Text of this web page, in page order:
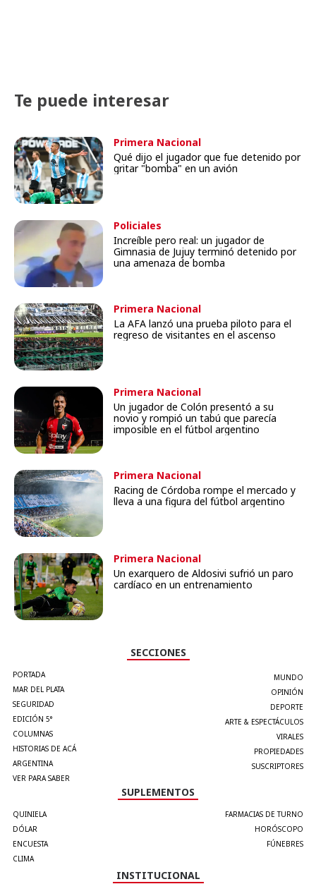
Te puede interesar
Primera Nacional
Qué dijo el jugador que fue detenido por
gritar "bomba" en un avión
Policiales
Increíble pero real: un jugador de
Gimnasia de Jujuy terminó detenido por
una amenaza de bomba
Primera Nacional
La AFA lanzó una prueba piloto para el
regreso de visitantes en el ascenso
Primera Nacional
Un jugador de Colón presentó a su
novio y rompió un tabú que parecía
imposible en el fútbol argentino
Primera Nacional
Racing de Córdoba rompe el mercado y
lleva a una figura del fútbol argentino
Primera Nacional
Un exarquero de Aldosivi sufrió un paro
cardíaco en un entrenamiento
SECCIONES
PORTADA
MAR DEL PLATA
SEGURIDAD
EDICIÓN 5°
COLUMNAS
HISTORIAS DE ACÁ
ARGENTINA
VER PARA SABER
MUNDO
OPINIÓN
DEPORTE
ARTE & ESPECTÁCULOS
VIRALES
PROPIEDADES
SUSCRIPTORES
SUPLEMENTOS
QUINIELA
DÓLAR
ENCUESTA
CLIMA
FARMACIAS DE TURNO
HORÓSCOPO
FÚNEBRES
INSTITUCIONAL